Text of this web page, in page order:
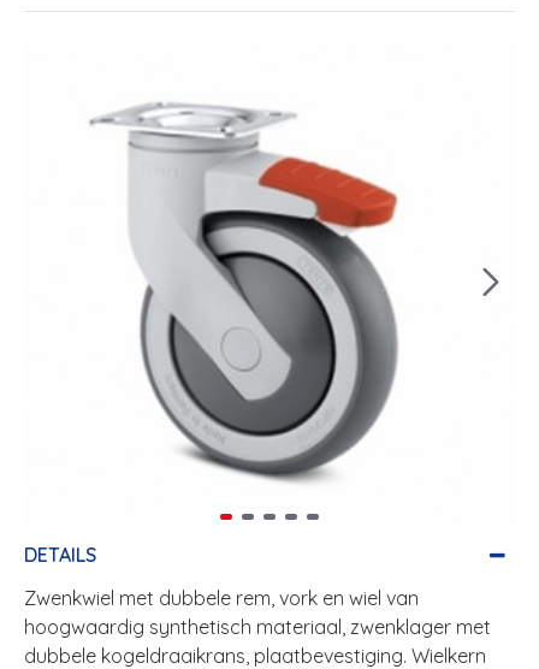
DETAILS
Zwenkwiel met dubbele rem, vork en wiel van
hoogwaardig synthetisch materiaal, zwenklager met
dubbele kogeldraaikrans, plaatbevestiging. Wielkern